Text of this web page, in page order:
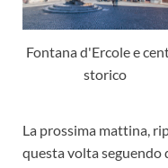
Fontana d'Ercole e
storico
La prossima mattina,
questa volta seguendo